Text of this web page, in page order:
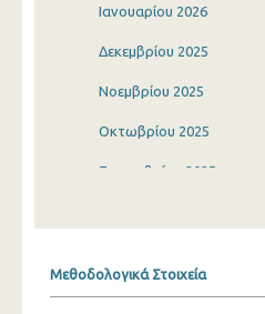
Ιανουαρίου 2026
Δεκεμβρίου 2025
Νοεμβρίου 2025
Οκτωβρίου 2025
Σεπτεμβρίου 2025
Μεθοδολογικά Στοιχεία